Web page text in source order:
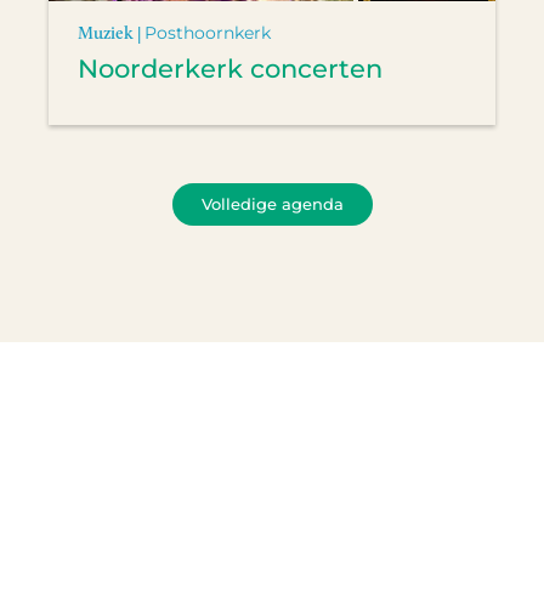
Muziek | Posthoornkerk
Noorderkerk concerten
Volledige agenda